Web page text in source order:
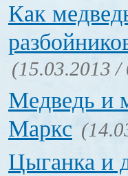
Как
(15.03.2013 /
Медведь и
Маркс
Цыганка и